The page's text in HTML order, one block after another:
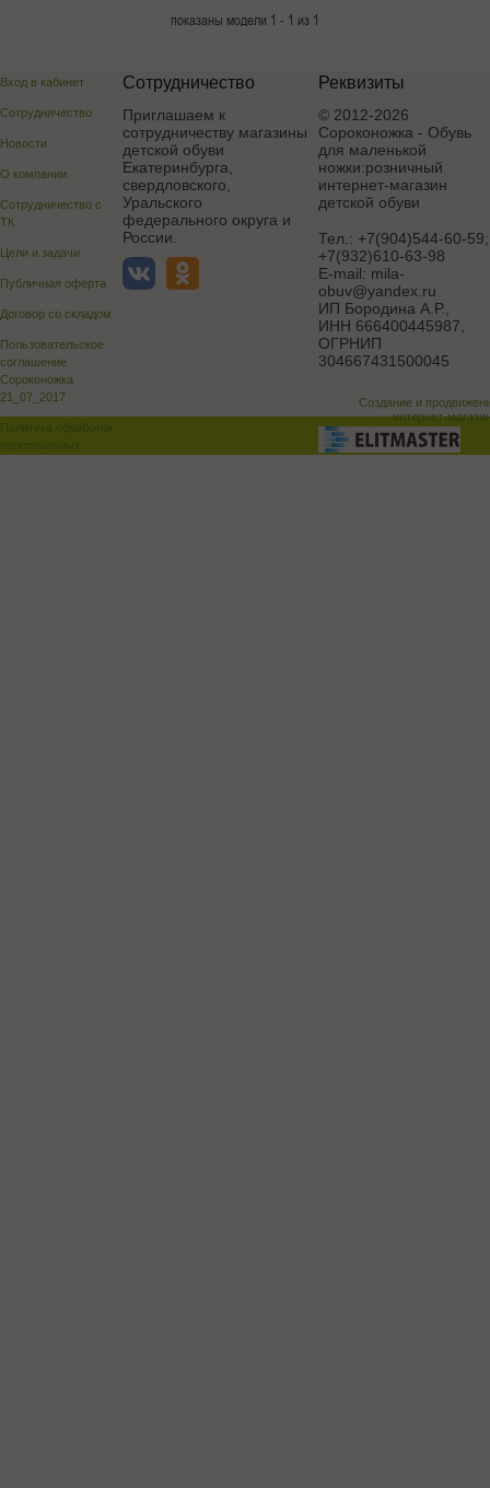
показаны модели 1 - 1 из 1
Вход в кабинет
Сотрудничество
Новости
О компании
Сотрудничество с
ТК
Цели и задачи
Публичная оферта
Договор со складом
Пользовательское
соглашение
Сороконожка
21_07_2017
Сотрудничество
Приглашаем к
сотрудничеству магазины
детской обуви
Екатеринбурга,
свердловского,
Уральского
федерального округа и
России.
Реквизиты
© 2012-2026
Сороконожка - Обувь
для маленькой
ножки:розничный
интернет-магазин
детской обуви
Тел.: +7(904)544-60-59;
+7(932)610-63-98
E-mail: mila-
obuv@yandex.ru
ИП Бородина А.Р.
ИНН 666400445987,
ОГРНИП
304667431500045
Создание и
интернет-